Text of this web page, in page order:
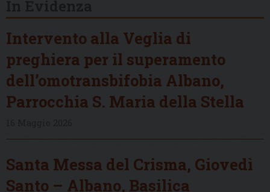
Intervento alla Veglia di
preghiera per il superamento
dell’omotransbifobia Albano,
Parrocchia S. Maria della Stella
Santa Messa del Crisma, Giovedì
Santo – Albano, Basilica